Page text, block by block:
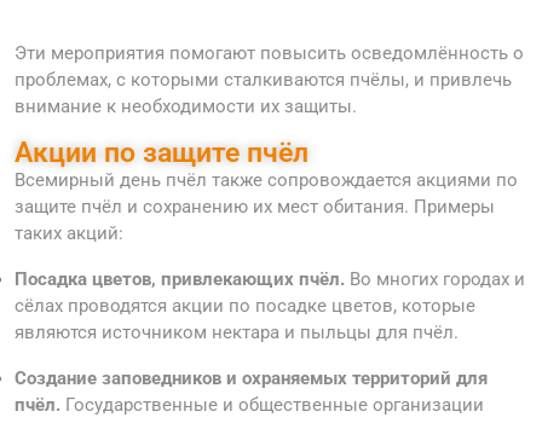
Эти мероприятия помогают повысить осведомлённость о
проблемах, с которыми сталкиваются пчёлы, и привлечь
внимание к необходимости их защиты.
Акции по защите пчёл
Всемирный день пчёл также сопровождается акциями по
защите пчёл и сохранению их мест обитания. Примеры
таких акций:
Посадка цветов, привлекающих пчёл. Во многих городах и
сёлах проводятся акции по посадке цветов, которые
являются источником нектара и пыльцы для пчёл.
Создание заповедников и охраняемых территорий для
пчёл. Государственные и общественные организации